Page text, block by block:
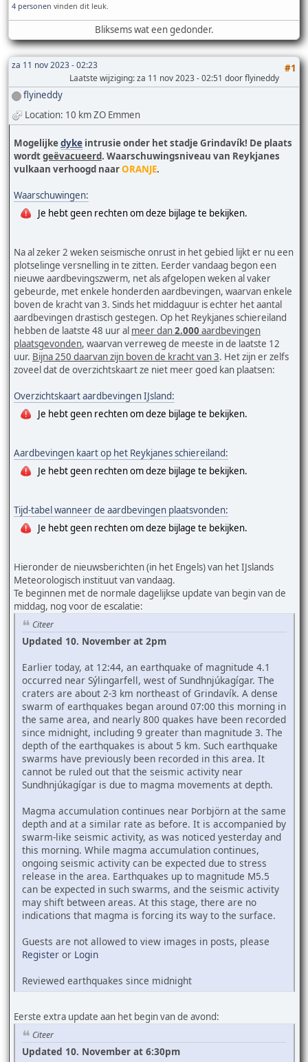
4 personen vinden dit leuk.
Bliksems wat een gedonder.
za 11 nov 2023 - 02:23 #1
Laatste wijziging: za 11 nov 2023 - 02:51 door flyineddy
flyineddy
Location: 10 km ZO Emmen
Mogelijkedyke intrusie onder het stadje Grindavík! De plaats
wordtgeëvacueerd. Waarschuwingsniveau van Reykjanes
vulkaan verhoogd naarORANJE.
Waarschuwingen:
Je hebt geen rechten om deze bijlage te bekijken.
Na al zeker 2 weken seismische onrust in het gebied lijkt er nu een
plotselinge versnelling in te zitten. Eerder vandaag begon een
nieuwe aardbevingszwerm, net als afgelopen weken al vaker
gebeurde, met enkele honderden aardbevingen, waarvan enkele
boven de kracht van 3. Sinds het middaguur is echter het aantal
aardbevingen drastisch gestegen. Op het Reykjanes schiereiland
hebben de laatste 48 uur al meer dan2.000 aardbevingen
plaatsgevonden, waarvan verreweg de meeste in de laatste 12
uur. Bijna 250 daarvan zijn boven de kracht van 3. Het zijn er zelfs
zoveel dat de overzichtskaart ze niet meer goed kan plaatsen:
Overzichtskaart aardbevingen IJsland:
Je hebt geen rechten om deze bijlage te bekijken.
Aardbevingen kaart op het Reykjanes schiereiland:
Je hebt geen rechten om deze bijlage te bekijken.
Tijd-tabel wanneer de aardbevingen plaatsvonden:
Je hebt geen rechten om deze bijlage te bekijken.
Hieronder de nieuwsberichten (in het Engels) van het IJslands
Meteorologisch instituut van vandaag.
Te beginnen met de normale dagelijkse update van begin van de
middag, nog voor de escalatie:
Citeer
Updated 10. November at 2pm
Earlier today, at 12:44, an earthquake of magnitude 4.1
occurred near Sýlingarfell, west of Sundhnjúkagígar. The
craters are about 2-3 km northeast of Grindavík. A dense
swarm of earthquakes began around 07:00 this morning in
the same area, and nearly 800 quakes have been recorded
since midnight, including 9 greater than magnitude 3. The
depth of the earthquakes is about 5 km. Such earthquake
swarms have previously been recorded in this area. It
cannot be ruled out that the seismic activity near
Sundhnjúkagígar is due to magma movements at depth.
Magma accumulation continues near Þorbjörn at the same
depth and at a similar rate as before. It is accompanied by
swarm-like seismic activity, as was noticed yesterday and
this morning. While magma accumulation continues,
ongoing seismic activity can be expected due to stress
release in the area. Earthquakes up to magnitude M5.5
can be expected in such swarms, and the seismic activity
may shift between areas. At this stage, there are no
indications that magma is forcing its way to the surface.
Guests are not allowed to view images in posts, please
Register or Login
Reviewed earthquakes since midnight
Eerste extra update aan het begin van de avond:
Citeer
Updated 10. November at 6:30pm